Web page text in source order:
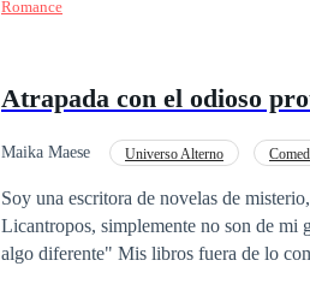
puerta. —Sara... —¿Qué se le ofrece, señor Jiménez?
mejor que se vayan para siempre. Que
Romance
Atrapada con el odioso
Maika Maese Universo Alterno
Soy una escritora de novelas de
Licantropos, simplemente no son de mi gusto esos Alfas cretinos.
algo diferente" Mis libros fuera de lo común no parecen ser del gusto del público y las ventas han sido bajas así